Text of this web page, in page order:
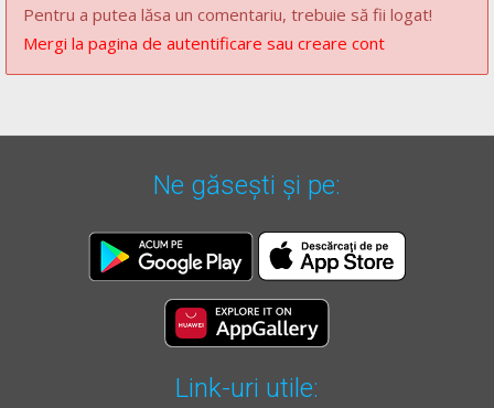
Pentru a putea lăsa un comentariu, trebuie să fii logat!
Mergi la pagina de autentificare sau creare cont
Ne găsești și pe:
Link-uri utile: